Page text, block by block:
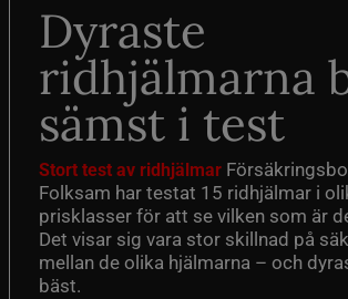
Dyraste
ridhjälmarna
sämst i test
Stort test av ridhjälmar
Folksam har testat 15 ridhjälmar i
prisklasser för att se vilken som är
Det visar sig vara stor skillnad på
mellan de olika hjälmarna – och
bäst.